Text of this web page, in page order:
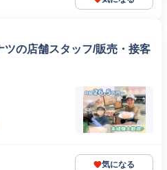
ツの店舗スタッフ/販売・接客
気になる